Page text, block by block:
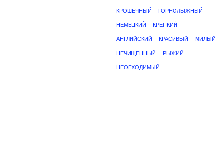
КРОШЕЧНЫЙ ГОРНОЛЫЖНЫЙ
НЕМЕЦКИЙ КРЕПКИЙ
АНГЛИЙСКИЙ КРАСИВЫЙ МИЛЫЙ
НЕЧИЩЕННЫЙ РЫЖИЙ
НЕОБХОДИМЫЙ